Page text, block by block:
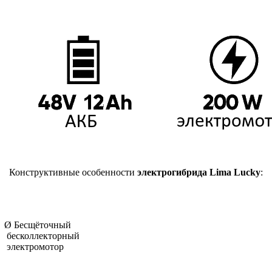
Конструктивные особенности электрогибрида Lima Lucky:
Ø Бесщёточный
бесколлекторный
электромотор